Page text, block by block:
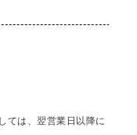
ては、翌営業日以降に